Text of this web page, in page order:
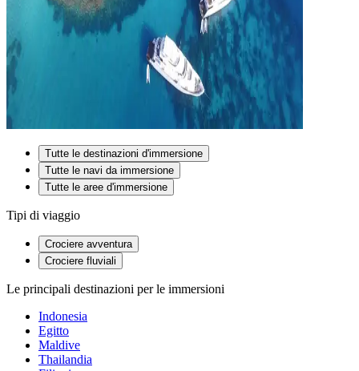
Tutte le destinazioni d'immersione
Tutte le navi da immersione
Tutte le aree d'immersione
Tipi di viaggio
Crociere avventura
Crociere fluviali
Le principali destinazioni per le immersioni
Indonesia
Egitto
Maldive
Thailandia